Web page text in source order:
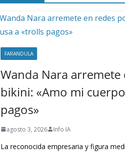
FARANDULA
Wanda Nara
bikini: «Amo mi
pagos»
agosto 3, 2026 Info IA
La reconocida empresaria y figura